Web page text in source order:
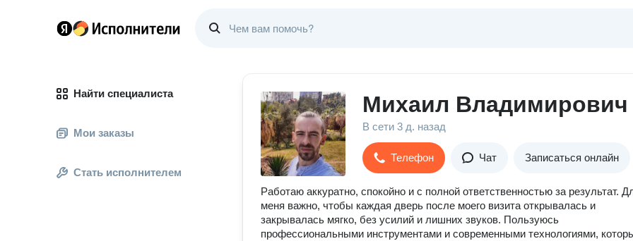
Найти специалиста
Мои заказы
Стать исполнителем
Михаил Владимирович
В сети 3 д. назад
Телефон Чат Записаться онлайн
Работаю аккуратно, спокойно и с полной ответственностью за результат.
меня важно, чтобы каждая дверь после моего визита открывалась и
закрывалась мягко, без усилий и лишних звуков. Пользуюсь
профессиональными инструментами и современными технологиями,